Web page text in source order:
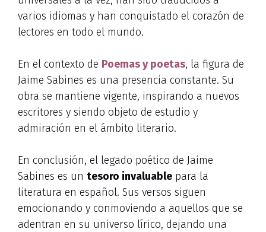
varios idiomas y han conquistado el corazón de
lectores en todo el mundo.
En el contexto de Poemas y poetas, la figura de
Jaime Sabines es una presencia constante. Su
obra se mantiene vigente, inspirando a nuevos
escritores y siendo objeto de estudio y
admiración en el ámbito literario.
En conclusión, el legado poético de Jaime
Sabines es un tesoro invaluable para la
literatura en español. Sus versos siguen
emocionando y conmoviendo a aquellos que se
adentran en su universo lírico, dejando una